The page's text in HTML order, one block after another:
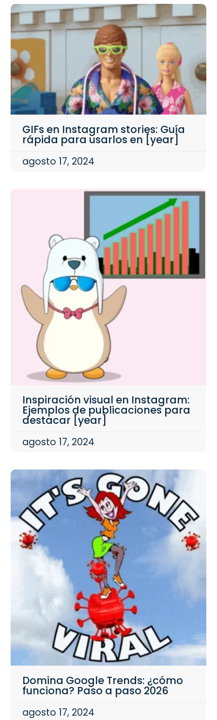
GIFs en Instagram stories: Guía
rápida para usarlos en [year]
agosto 17, 2024
Inspiración visual en Instagram:
Ejemplos de publicaciones para
destacar [year]
agosto 17, 2024
Domina Google Trends: ¿cómo
funciona? Paso a paso 2026
agosto 17, 2024